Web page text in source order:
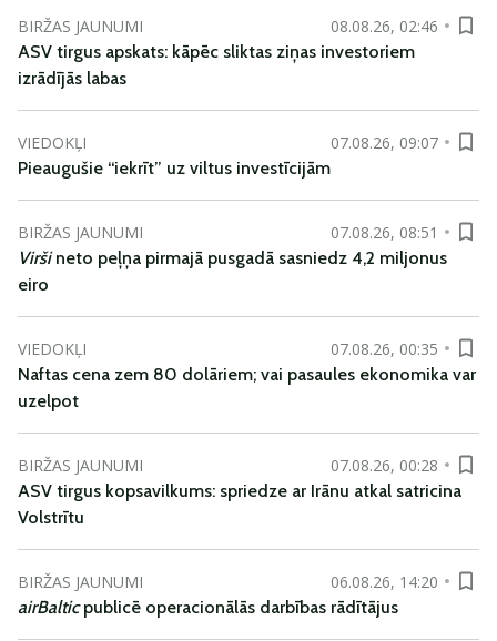
BIRŽAS JAUNUMI
08.08.26, 02:46
ASV tirgus apskats: kāpēc sliktas ziņas investoriem
izrādījās labas
VIEDOKĻI
07.08.26, 09:07
Pieaugušie “iekrīt” uz viltus investīcijām
BIRŽAS JAUNUMI
07.08.26, 08:51
Viršineto peļņa pirmajā pusgadā sasniedz 4,2 miljonus
eiro
VIEDOKĻI
07.08.26, 00:35
Naftas cena zem 80 dolāriem; vai pasaules ekonomika var
uzelpot
BIRŽAS JAUNUMI
07.08.26, 00:28
ASV tirgus kopsavilkums: spriedze ar Irānu atkal satricina
Volstrītu
BIRŽAS JAUNUMI
06.08.26, 14:20
airBalticpublicē operacionālās darbības rādītājus